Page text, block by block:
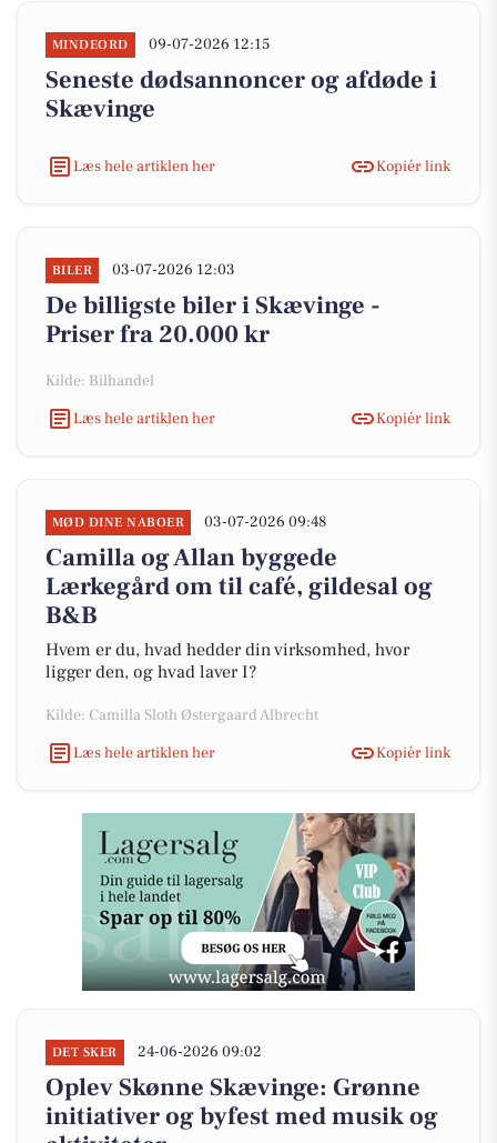
MINDEORD 09-07-2026 12:15
Seneste dødsannoncer og afdøde i
Skævinge
Læs hele artiklen her Kopiér link
BILER 03-07-2026 12:03
De billigste biler i Skævinge -
Priser fra 20.000 kr
Kilde: Bilhandel
Læs hele artiklen her
Kopiér link
MØD DINE NABOER 03-07-2026 09:48
Camilla og Allan byggede
Lærkegård om til café, gildesal og
B&B
Hvem er du, hvad hedder din virksomhed, hvor
ligger den, og hvad laver I?
Kilde: Camilla Sloth Østergaard Albrecht
Læs hele artiklen her
Kopiér link
DET SKER 24-06-2026 09:02
Oplev Skønne Skævinge: Grønne
initiativer og byfest med musik og